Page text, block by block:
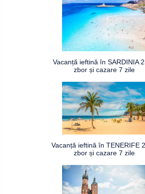
Vacanță ieftină în SARDINIA
zbor și cazare 7 zile
Vacanță ieftină în TENERIFE
zbor și cazare 7 zile